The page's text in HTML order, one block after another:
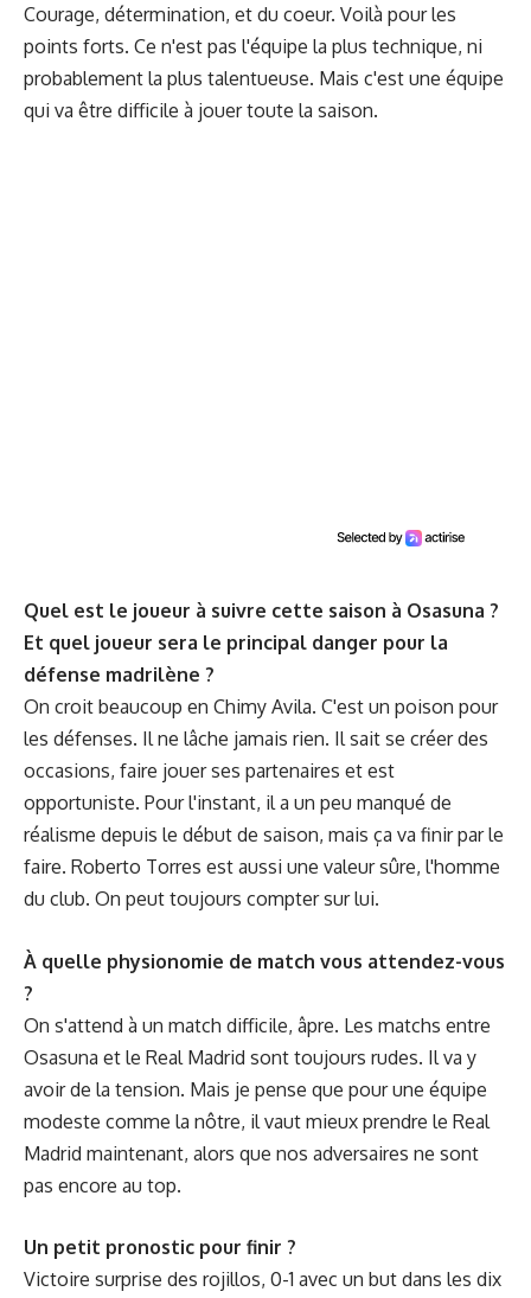
Courage, détermination, et du coeur. Voilà pour les
points forts. Ce n'est pas l'équipe la plus technique, ni
probablement la plus talentueuse. Mais c'est une équipe
qui va être difficile à jouer toute la saison.
Quel est le joueur à suivre cette saison à Osasuna ?
Et quel joueur sera le principal danger pour la
défense madrilène ?
On croit beaucoup en Chimy Avila. C'est un poison pour
les défenses. Il ne lâche jamais rien. Il sait se créer des
occasions, faire jouer ses partenaires et est
opportuniste. Pour l'instant, il a un peu manqué de
réalisme depuis le début de saison, mais ça va finir par le
faire. Roberto Torres est aussi une valeur sûre, l'homme
du club. On peut toujours compter sur lui.
À quelle physionomie de match vous attendez-vous
?
On s'attend à un match difficile, âpre. Les matchs entre
Osasuna et le Real Madrid sont toujours rudes. Il va y
avoir de la tension. Mais je pense que pour une équipe
modeste comme la nôtre, il vaut mieux prendre le Real
Madrid maintenant, alors que nos adversaires ne sont
pas encore au top.
Un petit pronostic pour finir ?
Victoire surprise des rojillos, 0-1 avec un but dans les dix